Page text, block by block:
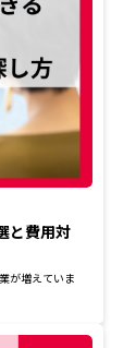
と費用対
が増えていま